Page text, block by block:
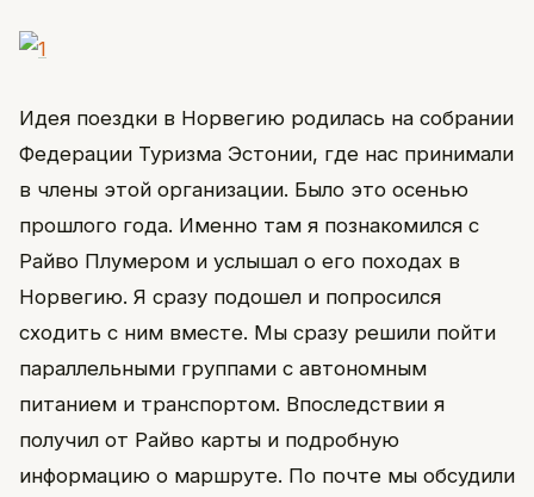
Идея поездки в Норвегию родилась на собрании
Федерации Туризма Эстонии, где нас принимали
в члены этой организации. Было это осенью
прошлого года. Именно там я познакомился с
Райво Плумером и услышал о его походах в
Норвегию. Я сразу подошел и попросился
сходить с ним вместе. Мы сразу решили пойти
параллельными группами с автономным
питанием и транспортом. Впоследствии я
получил от Райво карты и подробную
информацию о маршруте. По почте мы обсудили